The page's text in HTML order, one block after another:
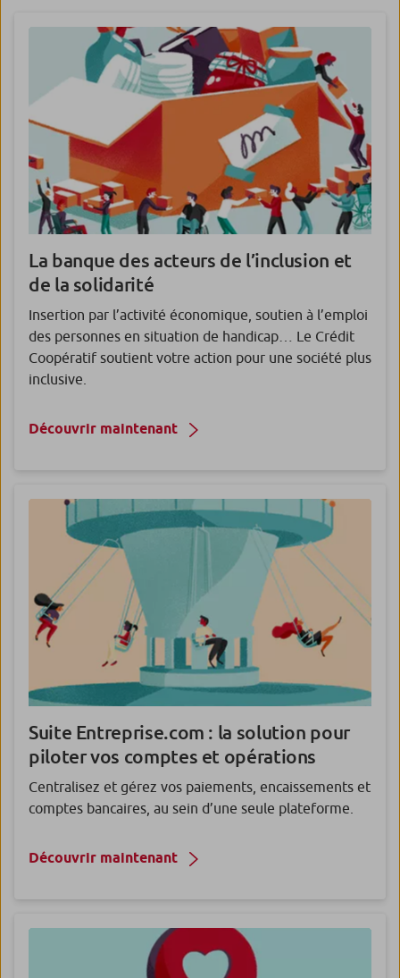
La banque des acteurs de l’inclusion et
de la solidarité
Insertion par l’activité économique, soutien à l’emploi
des personnes en situation de handicap… Le Crédit
Coopératif soutient votre action pour une société plus
inclusive.
Découvrir maintenant
Suite Entreprise.com : la solution pour
piloter vos comptes et opérations
Centralisez et gérez vos paiements, encaissements et
comptes bancaires, au sein d’une seule plateforme.
Découvrir maintenant